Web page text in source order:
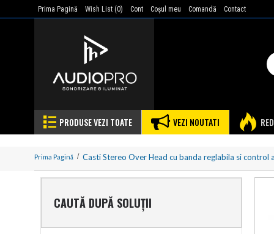
Prima Pagină Wish List (0) Cont Coşul meu Comandă Contact
PRODUSE VEZI TOATE VEZI NOUTATI
Prima Pagină Casti Stereo Over Head cu banda reglabila si
CAUTĂ DUPĂ SOLUȚII